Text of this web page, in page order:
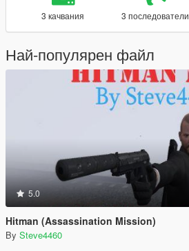
3 качвания 3 последователи
Най-популярен файл
5.0
Hitman (Assassination Mission)
By Steve4460